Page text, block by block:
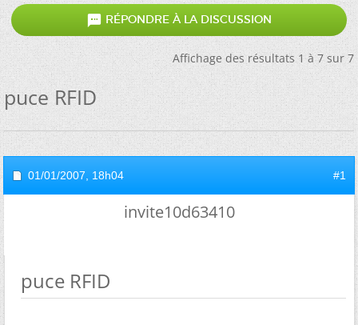
 RÉPONDRE À LA DISCUSSION
Affichage des résultats 1 à 7 sur 7
puce RFID
01/01/2007, 18h04 #1
invite10d63410
puce RFID